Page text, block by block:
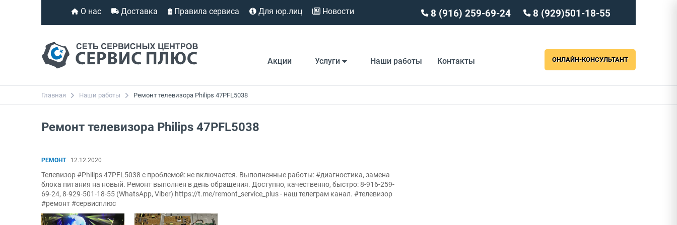
О нас Доставка Правила сервиса Для юр.лиц Новости 8 (916) 259-69-24 8 (929)501-18-55
Акции Услуги Наши работы Контакты ОНЛАЙН-КОНСУЛЬТАНТ
Главная Наши работы Ремонт телевизора Philips 47PFL5038
Ремонт телевизора Philips 47PFL5038
РЕМОНТ 12.12.2020
Телевизор #Philips 47PFL5038 с проблемой: не включается. Выполненные работы: #диагностика, замена
блока питания на новый. Ремонт выполнен в день обращения. Доступно, качественно, быстро: 8-916-259-
69-24, 8-929-501-18-55 (WhatsApp, Viber) https://t.me/remont_service_plus - наш телеграм канал. #телевизор
#ремонт #сервисплюс